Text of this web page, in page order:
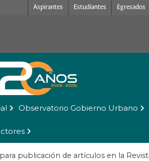
Aspirantes Estudiantes Egresados
Observatorio Gobierno Urbano
publicación de artículos en la